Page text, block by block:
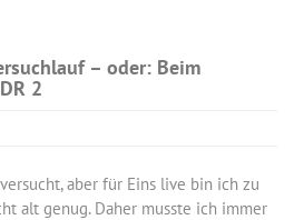
– oder: Beim
2
aber für Eins live bin ich zu
alt genug. Daher musste ich immer